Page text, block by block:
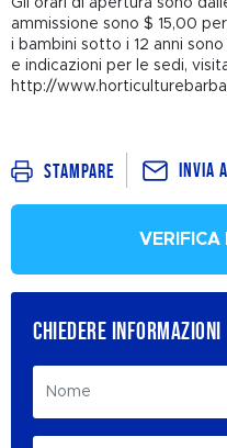
Gli orari di apertura sono
ammissione sono $ 15,00
i bambini sotto i 12 anni
e indicazioni per le sedi,
http://
Stampare Invia
VERIFICA
CHIEDERE INFORMAZIONI